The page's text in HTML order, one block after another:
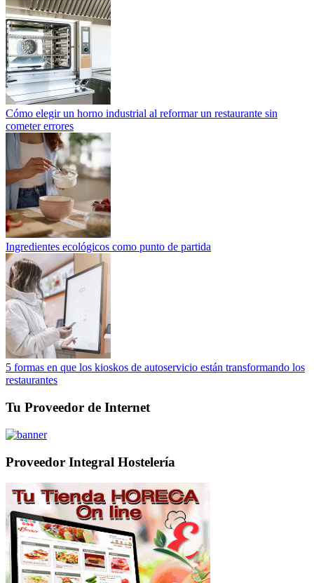
Cómo elegir un horno industrial al reformar un restaurante sin
cometer errores
Ingredientes ecológicos como punto de partida
5 formas en que los kioskos de autoservicio están transformando los
restaurantes
Tu Proveedor de Internet
Proveedor Integral Hostelería